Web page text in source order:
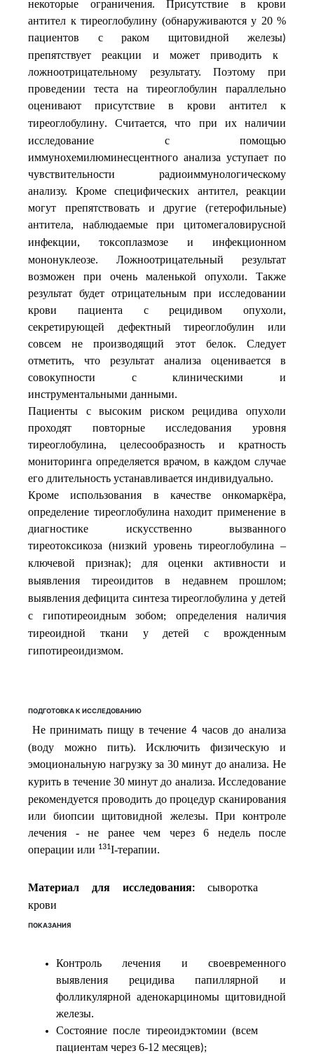
некоторые ограничения. Присутствие в крови
антител к тиреоглобулину (обнаруживаются у 20 %
пациентов с
раком щитовидной железы)
препятствует реакции и может приводить к
ложноотрицательному результату. Поэтому при
проведении теста на тиреоглобулин параллельно
оценивают присутствие в крови
антител к
тиреоглобулину.Считается, что при их наличии
исследование с помощью
иммунохемилюминесцентного анализа уступает по
чувствительности радиоиммунологическому
анализу. Кроме специфических антител, реакции
могут препятствовать и другие (гетерофильные)
антитела, наблюдаемые при
цитомегаловирусной
инфекции, токсоплазмозе и инфекционном
мононуклеозе. Ложноотрицательный результат
возможен при очень маленькой опухоли. Также
результат будет отрицательным при исследовании
крови пациента с рецидивом опухоли,
секретирующей дефектный тиреоглобулин или
совсем не производящий этот белок. Следует
отметить, что результат анализа оценивается в
совокупности с клиническими и
инструментальными данными.
Пациенты с высоким риском рецидива опухоли
проходят повторные исследования уровня
тиреоглобулина, целесообразность и кратность
мониторинга определяется врачом, в каждом случае
его длительность устанавливается индивидуально.
Кроме использования в качестве онкомаркёра,
определение тиреоглобулина находит применение в
диагностике искусственно вызванного
тиреотоксикоза (низкий уровень тиреоглобулина –
ключевой
признак); для оценки активности
и
выявления
тиреоидитов в недавнем прошлом;
выявления дефицита синтеза тиреоглобулина у детей
с
гипотиреоидным зобом; определения
наличия
тиреоидной
ткани у детей с
врожденным
гипотиреоидизмом.
ПОДГОТОВКА К ИССЛЕДОВАНИЮ
Не принимать пищу в течение4 часов до анализа
(воду можно пить). Исключить физическую и
эмоциональную нагрузку за 30 минут до анализа. Не
курить в течение 30 минут до анализа. Исследование
рекомендуется проводить до процедур сканирования
или биопсии щитовидной железы. При контроле
лечения - не ранее чем через 6 недель после
операции или 131I-терапии.
Материал для исследования: сыворотка
крови
ПОКАЗАНИЯ
Контроль лечения и своевременного
выявления рецидива папиллярной и
фолликулярной аденокарциномы щитовидной
железы.
Состояние после тиреоидэктомии (всем
пациентам через 6-12 месяцев);